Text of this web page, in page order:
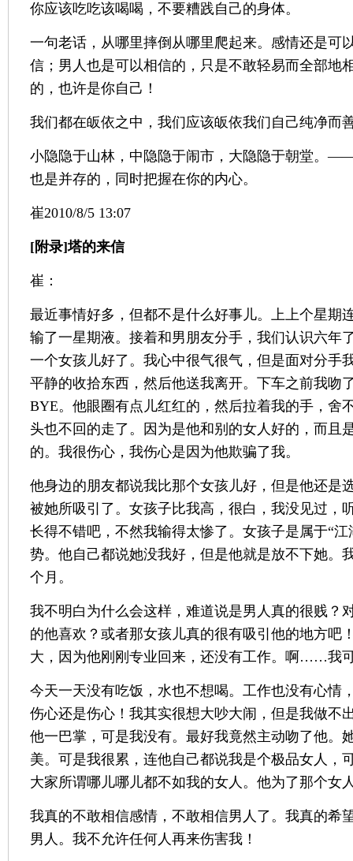
你应该吃吃该喝喝，不要糟践自己的身体。
一句老话，从哪里摔倒从哪里爬起来。感情还是可
信；男人也是可以相信的，只是不敢轻易而全部地
的，也许是你自己！
我们都在皈依之中，我们应该皈依我们自己纯净而
小隐隐于山林，中隐隐于闹市，大隐隐于朝堂。
也是并存的，同时把握在你的内心。
崔2010/8/5 13:07
[附录]塔的来信
崔：
最近事情好多，但都不是什么好事儿。上上个星期
输了一星期液。接着和男朋友分手，我们认识六年
一个女孩儿好了。我心中很气很气，但是面对分手
平静的收拾东西，然后他送我离开。下车之前我吻
BYE。他眼圈有点儿红红的，然后拉着我的手，舍
头也不回的走了。因为是他和别的女人好的，而且
的。我很伤心，我伤心是因为他欺骗了我。
他身边的朋友都说我比那个女孩儿好，但是他还是
被她所吸引了。女孩子比我高，很白，我没见过，
长得不错吧，不然我输得太惨了。女孩子是属于“
势。他自己都说她没我好，但是他就是放不下她
个月。
我不明白为什么会这样，难道说是男人真的很贱？
的他喜欢？或者那女孩儿真的很有吸引他的地方吧
大，因为他刚刚专业回来，还没有工作。啊……我
今天一天没有吃饭，水也不想喝。工作也没有心情
伤心还是伤心！我其实很想大吵大闹，但是我做不
他一巴掌，可是我没有。最好我竟然主动吻了他。
美。可是我很累，连他自己都说我是个极品女人，
大家所谓哪儿哪儿都不如我的女人。他为了那个女
我真的不敢相信感情，不敢相信男人了。我真的希
男人。我不允许任何人再来伤害我！